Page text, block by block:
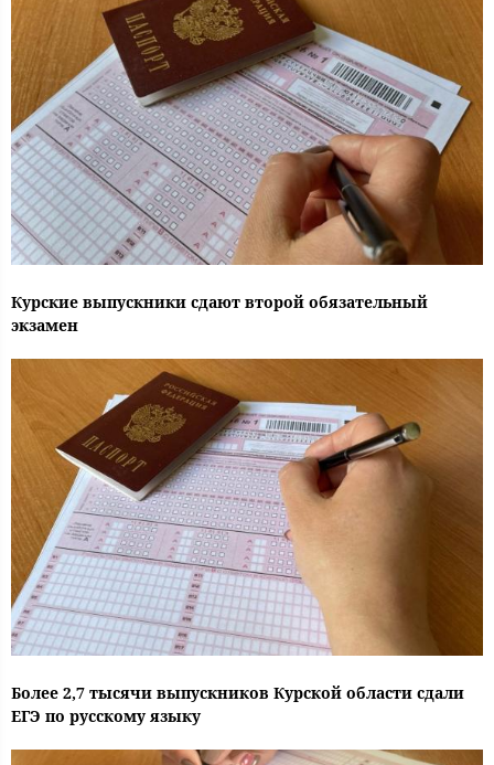
Курские выпускники сдают второй обязательный
экзамен
Более 2,7 тысячи выпускников Курской области сдали
ЕГЭ по русскому языку